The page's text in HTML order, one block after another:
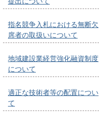
指名競争入札における無断欠
席者の取扱いについて
地域建設業経営強化融資制度
について
適正な技術者等の配置につい
て